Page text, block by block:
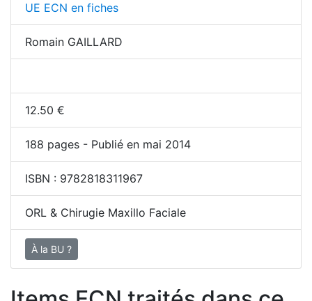
UE ECN en fiches
Romain GAILLARD
12.50 €
188 pages - Publié en mai 2014
ISBN : 9782818311967
ORL & Chirugie Maxillo Faciale
À la BU ?